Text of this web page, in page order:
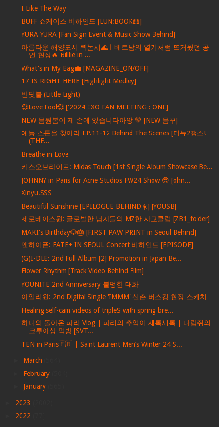
I Like The Way
BUFF 쇼케이스 비하인드 [LUN:BOOK📖]
YURA YURA [Fan Sign Event & Music Show Behind]
아름다운 해양도시 퀴논시🌊ㅣ베트남의 열기처럼 뜨거웠던 공
연 현장🔥 Billlie in ...
What's in My Bag💼 [MAGAZINE_ON/OFF]
17 IS RIGHT HERE [Highlight Medley]
반딧불 (Little Light)
💞Love Fool💞 ['2024 EXO FAN MEETING : ONE]
NEW 믐뭔봄이 제 손에 있습니다아앙 💚 [NEW 믐꾸]
예능 스톤을 찾아라 EP.11-12 Behind The Scenes [더뉴?땡스!
(THE...
Breathe in Love
키스오브라이프: Midas Touch [1st Single Album Showcase Be...
JOHNNY in Paris for Acne Studios FW24 Show 😎 [ohn...
Xinyu.SSS
Beautiful Sunshine [EPILOGUE BEHIND☀️] [YOUSB]
제로베이스원: 글로벌한 남자들의 MZ한 사교클럽 [ZB1_folder]
MAKI's Birthday🐶🎂 [FIRST PAW PRINT in Seoul Behind]
엔하이픈: FATE+ IN SEOUL Concert 비하인드 [EPISODE]
(G)I-DLE: 2nd Full Album [2] Promotion in Japan Be...
Flower Rhythm [Track Video Behind Film]
YOUNITE 2nd Anniversary 불멍한 대화
아일리원: 2nd Digital Single 'IMMM' 신촌 버스킹 현장 스케치
Healing self-cam videos of tripleS with spring bre...
하니의 돌아온 파리 Vlog | 파리의 추억이 새록새록 | 다람쥐의
크루아상 먹방 [SVT...
TEN in Paris🇫🇷 | Saint Laurent Men’s Winter 24 S...
March
February
January
2023
2022